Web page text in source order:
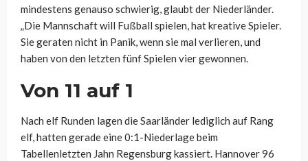
mindestens genauso schwierig, glaubt der Niederländer.
„Die Mannschaft will Fußball spielen, hat kreative Spieler.
Sie geraten nicht in Panik, wenn sie mal verlieren, und
haben von den letzten fünf Spielen vier gewonnen.
Von 11 auf 1
Nach elf Runden lagen die Saarländer lediglich auf Rang
elf, hatten gerade eine 0:1-Niederlage beim
Tabellenletzten Jahn Regensburg kassiert. Hannover 96